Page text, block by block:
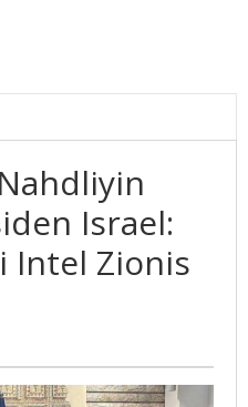
Nahdliyin
Bertemu
Israel:
Intel Zionis